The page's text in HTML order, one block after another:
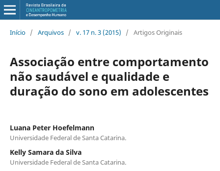
Início / Arquivos / v. 17 n. 3 (2015) / Artigos Originais
Associação entre comportamento
não saudável e qualidade e
duração do sono em adolescentes
Luana Peter Hoefelmann
Universidade Federal de Santa Catarina.
Kelly Samara da Silva
Universidade Federal de Santa Catarina.